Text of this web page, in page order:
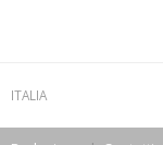
ITALIA